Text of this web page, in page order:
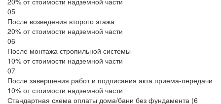
05
После возведения второго этажа
20% от стоимости надземной части
06
После монтажа стропильной системы
10% от стоимости надземной части
07
После завершения работ и подписания акта приема-передачи
10% от стоимости надземной части
Стандартная схема оплаты дома/бани без фундамента (6